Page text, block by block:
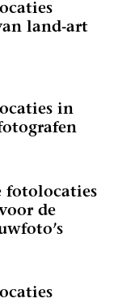
land-art
in
fotolocaties
de